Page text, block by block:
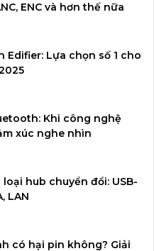
ENC và hơn thế nữa
Edifier: Lựa chọn số 1 cho
Khi công nghệ
xúc nghe nhìn
loại hub chuyển đổi: USB-
LAN
có hại pin không? Giải